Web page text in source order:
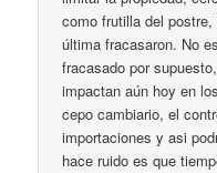
como frutilla del
última fracasaron. No
fracasado por
impactan aún hoy en
cepo cambiario, el
importaciones y asi
hace ruido es que